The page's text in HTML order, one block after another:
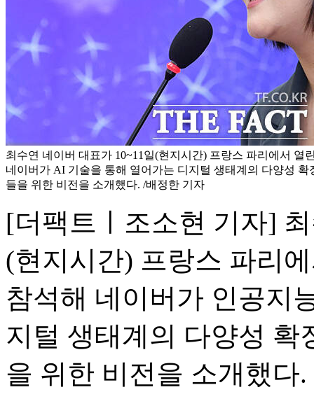
최수연 네이버 대표가 10~11일(현지시간) 프랑스 파리에서 열
네이버가 AI 기술을 통해 열어가는 디지털 생태계의 다양성 확
들을 위한 비전을 소개했다. /배정한 기자
[더팩트ㅣ조소현 기자]
(현지시간) 프랑스 파리
참석해 네이버가 인공지
지털 생태계의 다양성 확
을 위한 비전을 소개했다.